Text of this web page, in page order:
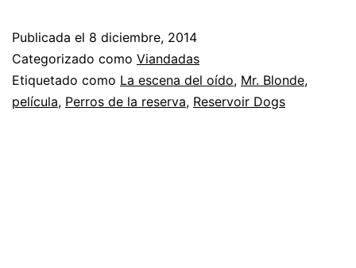
Publicada el 8 diciembre, 2014
Categorizado como Viandadas
Etiquetado como La escena del oído, Mr. Blonde,
película, Perros de la reserva, Reservoir Dogs